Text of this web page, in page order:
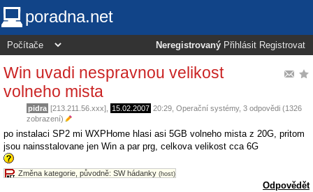
poradna.net
Neregistrovaný Přihlásit Registrovat
Win uvadi nespravnou velikost
volneho mista
pidra [213.211.56.xxx], 15.02.2007 20:29 Operační systémy, 3 odpovědi (1326
zobrazení)
po instalaci SP2 mi WXPHome hlasi asi 5GB volneho mista z 20G, pritom
jsou nainsstalovane jen Win a par prg, celkova velikost cca 6G
Změna kategorie, původně: SW hádanky (host)
Odpovědět